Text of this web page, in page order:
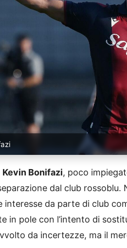
Kevin Bonifazi, poco
dal club
interesse da parte di club
in pole con l’intento di
da incertezze, ma il